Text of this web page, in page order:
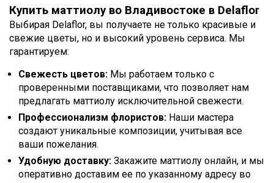
Купить маттиолу во Владивостоке в Delaflor
Выбирая Delaflor, вы получаете не только красивые и
свежие цветы, но и высокий уровень сервиса. Мы
гарантируем:
Свежесть цветов: Мы работаем только с
проверенными поставщиками, что позволяет нам
предлагать маттиолу исключительной свежести.
Профессионализм флористов: Наши мастера
создают уникальные композиции, учитывая все
ваши пожелания.
Удобную доставку: Закажите маттиолу онлайн, и мы
оперативно доставим ее по указанному адресу во